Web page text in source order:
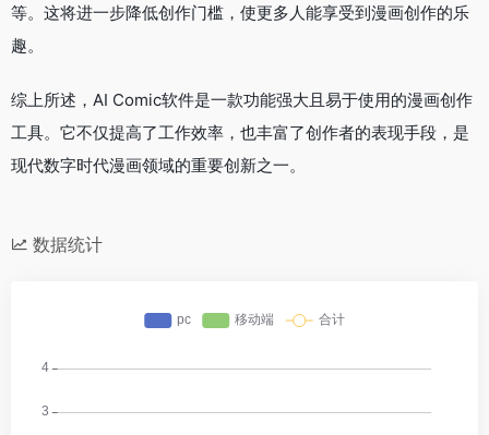
等。这将进一步降低创作门槛，使更多人能享受到漫画创作的乐
趣。
综上所述，AI Comic软件是一款功能强大且易于使用的漫画创作
工具。它不仅提高了工作效率，也丰富了创作者的表现手段，是
现代数字时代漫画领域的重要创新之一。
数据统计